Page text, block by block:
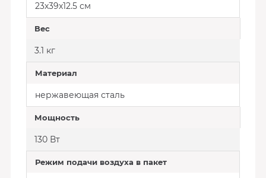
23х39х12.5 см
Вес
3.1 кг
Материал
нержавеющая сталь
Мощность
130 Вт
Режим подачи воздуха в пакет